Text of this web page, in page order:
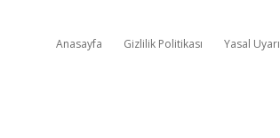
Anasayfa Gizlilik Politikası Yasal Uyarı